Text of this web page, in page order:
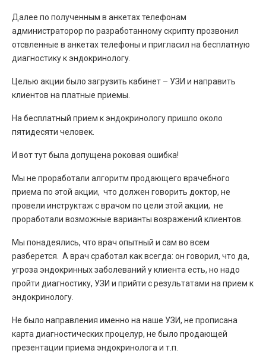
Далее по полученным в анкетах телефонам
администраторор по разработанному скрипту прозвонил
отсвленные в анкетах телефоны и пригласил на бесплатную
диагностику к эндокринологу.
Целью акции было загрузить кабинет – УЗИ и направить
клиентов на платные приемы.
На бесплатный прием к эндокринологу пришло около
пятидесяти человек.
И вот тут была допущена роковая ошибка!
Мы не проработали алгоритм продающего врачебного
приема по этой акции, что должен говорить доктор, не
провели инструктаж с врачом по цели этой акции, не
проработали возможные варианты возражений клиентов.
Мы понадеялись, что врач опытный и сам во всем
разберется. А врач сработал как всегда: он говорил, что да,
угроза эндокринных заболеваний у клиента есть, но надо
пройти диагностику, УЗИ и прийти с результатами на прием к
эндокринологу.
Не было направления именно на наше УЗИ, не прописана
карта диагностических процелур, не было продающей
презентации приема эндокринолога и т.п.